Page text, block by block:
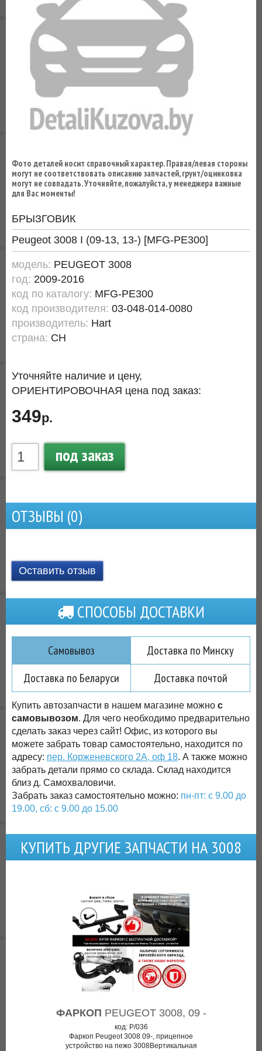
Фото деталей носит справочный характер. Правая/левая стороны
могут не соответствовать описанию запчастей, грунт/оцинковка
могут не совпадать. Уточняйте, пожалуйста, у менеджера важные
для Вас моменты!
БРЫЗГОВИК
Peugeot 3008 I (09-13, 13-) [MFG-PE300]
модель: PEUGEOT 3008
год: 2009-2016
код по каталогу: MFG-PE300
код производителя: 03-048-014-0080
производитель: Hart
страна: CH
Уточняйте наличие и цену,
ОРИЕНТИРОВОЧНАЯ цена под заказ:
349р.
под заказ
ОТЗЫВЫ (0)
Оставить отзыв
СПОСОБЫ ДОСТАВКИ
Самовывоз
Доставка по Минску
Доставка по Беларуси
Доставка почтой
Купить автозапчасти в нашем магазине можно с
самовывозом. Для чего необходимо предварительно
сделать заказ через сайт! Офис, из которого вы
можете забрать товар самостоятельно, находится по
адресу: пер. Корженевского 2А, оф 18. А также можно
забрать детали прямо со склада. Склад находится
близ д. Самохваловичи.
Забрать заказ самостоятельно можно: пн-пт: с 9.00 до
19.00, сб: с 9.00 до 15.00
КУПИТЬ ДРУГИЕ ЗАПЧАСТИ НА 3008
ФАРКОП PEUGEOT 3008, 09 -
код: P/036
Фаркоп Peugeot 3008 09-, прицепное
устройство на пежо 3008Вертикальная